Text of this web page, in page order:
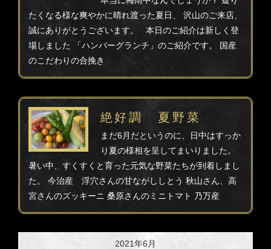
たくなる様な爽やかに晴れ渡った夏日、 沢山のご来店、
誠にありがとうございます。 本日のご紹介は新しく登
場しました 「ハンバーグランチ」のご紹介です。 国産
のこだわりの合挽き
絶好調 夏野菜
まだ6月だというのに、日中はすっか
り夏の様相を呈してまいりました。
暑い中、すくすくと育った元気な野菜たちが到着しまし
た。 今治産 浮穴さんの甘ながししとう 秋山さん、高
宮さんのズッキーニ 桑原さんのミニトマト 乃万産
2021年6月